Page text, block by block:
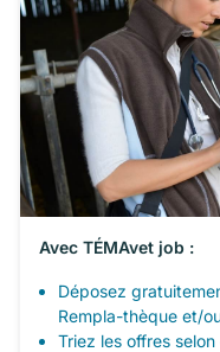
Avec TÉMAvet job :
Déposez
Rempla-thèque et/
Triez les offres